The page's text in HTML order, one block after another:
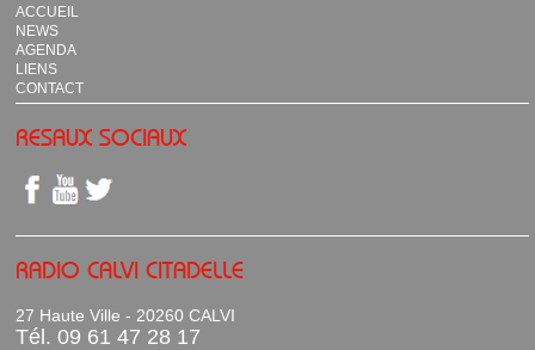
ACCUEIL
NEWS
AGENDA
LIENS
CONTACT
RESAUX SOCIAUX
RADIO CALVI CITADELLE
27 Haute Ville - 20260 CALVI
Tél. 09 61 47 28 17